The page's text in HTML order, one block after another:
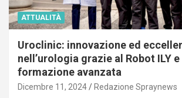
ATTUALITÀ
Uroclinic: innovazione ed
nell’urologia grazie al Robot ILY
formazione avanzata
Dicembre 11, 2024 Redazione Spraynews